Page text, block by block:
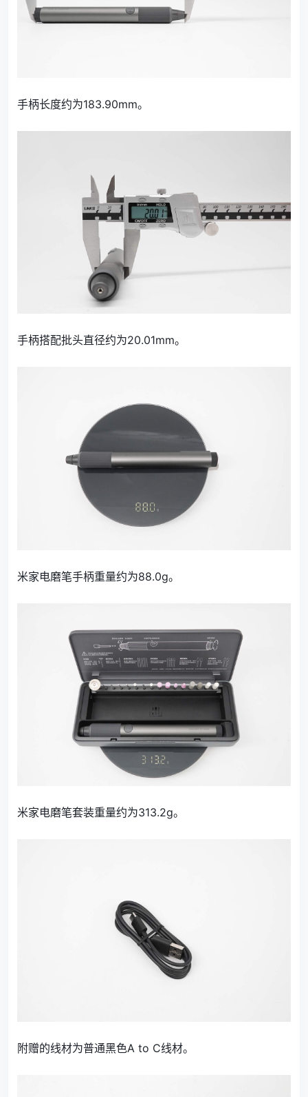
手柄长度约为183.90mm。
手柄搭配批头直径约为20.01mm。
米家电磨笔手柄重量约为88.0g。
米家电磨笔套装重量约为313.2g。
附赠的线材为普通黑色A to C线材。